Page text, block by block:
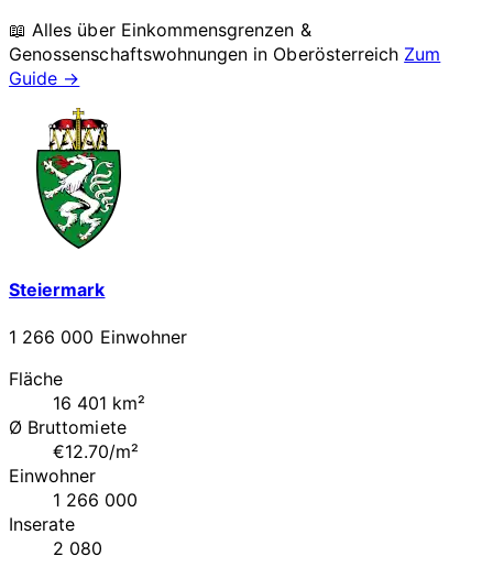
📖 Alles über Einkommensgrenzen &
Genossenschaftswohnungen in Oberösterreich Zum
Guide →
Steiermark
1 266 000 Einwohner
Fläche
16 401 km²
Ø Bruttomiete
€12.70/m²
Einwohner
1 266 000
Inserate
2 080